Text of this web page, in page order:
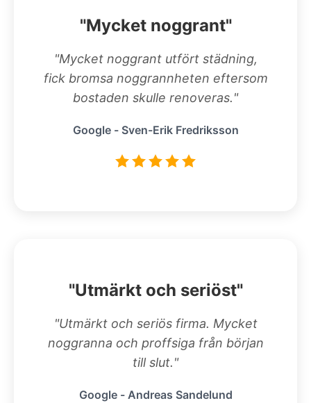
"Mycket noggrant"
"Mycket noggrant utfört städning,
fick bromsa noggrannheten eftersom
bostaden skulle renoveras."
Google - Sven-Erik Fredriksson
"Utmärkt och seriöst"
"Utmärkt och seriös firma. Mycket
noggranna och proffsiga från början
till slut."
Google - Andreas Sandelund